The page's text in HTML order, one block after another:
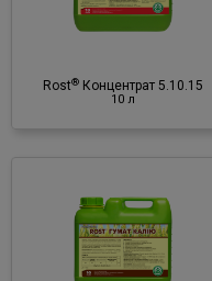
Rost® Концентрат 5.10.15
10 л
добриво
♦ гумінові речовини
овочів, дерев та кущів
0,5 л
Органо-мінеральне